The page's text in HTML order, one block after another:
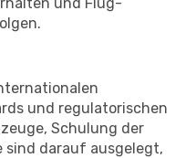
und regulatorischen
Schulung der
sind darauf ausgelegt,